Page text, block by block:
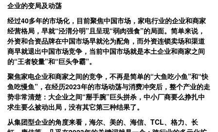
企业的变局及动荡
经过40多年的市场化，目前聚焦中国市场，家电行业的企业和商家
经营格局，早就“泾渭分明”且呈现“弱肉强食”的局面。简单来说，
外资和合资品牌在中国市场早就沦为配角，而外资连锁卖场和渠道
商早就退出中国市场竞争，当前中国市场就是本土企业和商家之间
的“王者较量”和“巨头争霸”。
聚焦家电企业和商家之间的竞争，不再是简单的“大鱼吃小鱼”和“快
鱼吃慢鱼”，在经历2023年的市场动荡与消费冲突后，整个产业的走
势非常清楚：大企业之间“掰手腕”巨头拼杀，中小厂商要么挣扎中
求生要么被动出局，没有其它第三种结果了。
从集团型企业的角度来看，海尔、美的、海信、TCL、格力、长